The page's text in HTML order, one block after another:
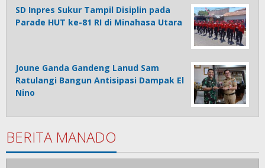
SD Inpres Sukur Tampil Disiplin pada
Parade HUT ke-81 RI di Minahasa Utara
Joune Ganda Gandeng Lanud Sam
Ratulangi Bangun Antisipasi Dampak El
Nino
BERITA MANADO